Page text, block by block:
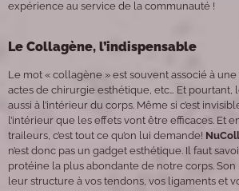
expérience au service de la communauté !
Le Collagène, l’indispensable
Le mot « collagène » est souvent associé à
actes de chirurgie esthétique, etc… Et
aussi à l’intérieur du corps. Même si c’est
l’intérieur que les effets vont être efficaces. Et
traileurs, c’est tout ce qu’on lui demande!
n’est donc pas un gadget esthétique. Il faut
protéine la plus abondante de notre corps.
leur structure à vos tendons, vos ligaments et